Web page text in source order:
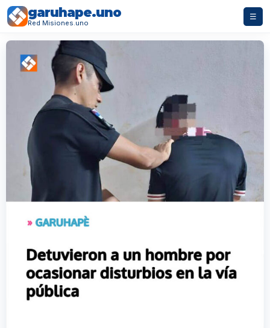
garuhape.uno
Red Misiones.uno
☰